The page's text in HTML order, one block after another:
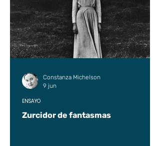
Zurcidor de fantasmas
ENSAYO
Constanza Michelson
9 jun